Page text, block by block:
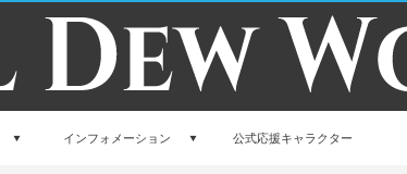
インフォメーション 公式応援キャラクター